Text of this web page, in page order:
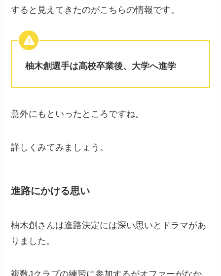
すると見えてきたのがこちらの情報です。
柚木創選手は高校卒業後、大学へ進学
意外にもといったところですね。
詳しくみてみましょう。
進路にかける思い
柚木創さんは進路決定には深い思いとドラマがあ
りました。